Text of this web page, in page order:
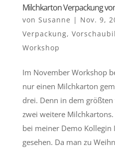
Milchkarton Verpackung
von Susanne | Nov. 9,
Verpackung,
Workshop
Im November Workshop
nur einen Milchkarton
drei. Denn in dem
zwei weitere
bei meiner Demo Kollegin
gesehen. Da man zu